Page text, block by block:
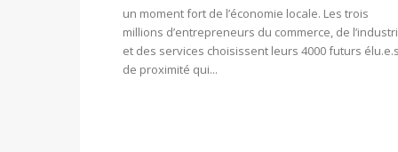
un moment fort de l’économie locale. Les trois
millions d’entrepreneurs du commerce, de
et des services choisissent leurs 4000 futurs élu.e.s
de proximité qui...